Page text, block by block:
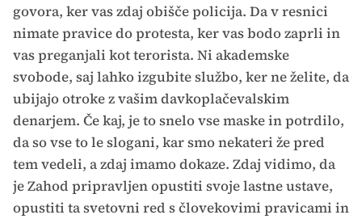
govora, ker vas zdaj obišče policija. Da v resnici
nimate pravice do protesta, ker vas bodo zaprli in
vas preganjali kot terorista. Ni akademske
svobode, saj lahko izgubite službo, ker ne želite, da
ubijajo otroke z vašim davkoplačevalskim
denarjem. Če kaj, je to snelo vse maske in potrdilo,
da so vse to le slogani, kar smo nekateri že pred
tem vedeli, a zdaj imamo dokaze. Zdaj vidimo, da
je Zahod pripravljen opustiti svoje lastne ustave,
opustiti ta svetovni red s človekovimi pravicami in